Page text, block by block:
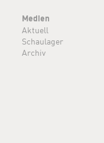
Medien
Aktuell
Schaulager
Archiv